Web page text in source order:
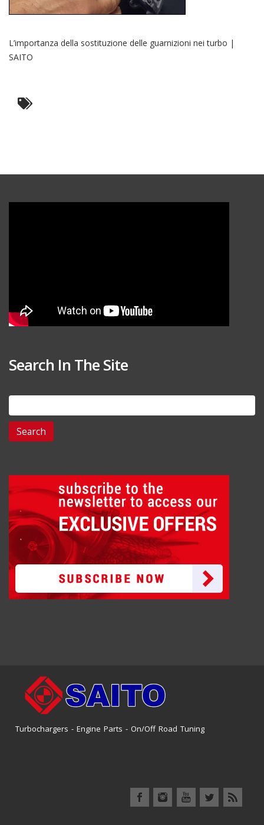
L’importanza della sostituzione delle guarnizioni nei turbo |
SAITO
Search In The Site
Search
for:
Turbochargers - Engine Parts - On/Off Road Tuning